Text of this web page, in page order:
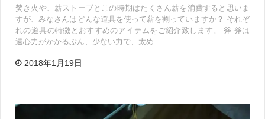
焚き火や、薪ストーブとこの時期はたくさん薪を消費すると思いま
すが、みなさんはどんな道具を使って薪を割っていますか？ それぞ
れの道具の特徴とおすすめのアイテムをご紹介致します。 斧 斧は
遠心力がかかるぶん、少ない力で、太め…
2018年1月19日